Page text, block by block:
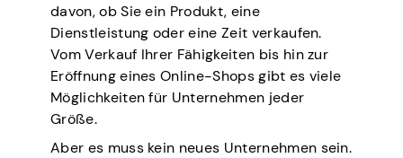
davon, ob Sie ein Produkt, eine
Dienstleistung oder eine Zeit verkaufen.
Vom Verkauf Ihrer Fähigkeiten bis hin zur
Eröffnung eines Online-Shops gibt es viele
Möglichkeiten für Unternehmen jeder
Größe.
Aber es muss kein neues Unternehmen sein.